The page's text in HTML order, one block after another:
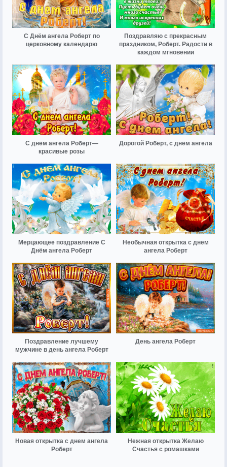
С Днём ангела Роберт по
церковному календарю
Поздравляю с прекрасным
праздником, Роберт. Радости в
каждом мгновении
С днём ангела Роберт—
красивые розы
Дорогой Роберт, с днём ангела
Мерцающее поздравление С
Днём ангела Роберт
Необычная открытка с днем
ангела Роберт
Поздравление лучшему
мужчине в день ангела Роберт
День ангела Роберт
Новая открытка с днем ангела
Роберт
Нежная открытка Желаю
Счастья с ромашками